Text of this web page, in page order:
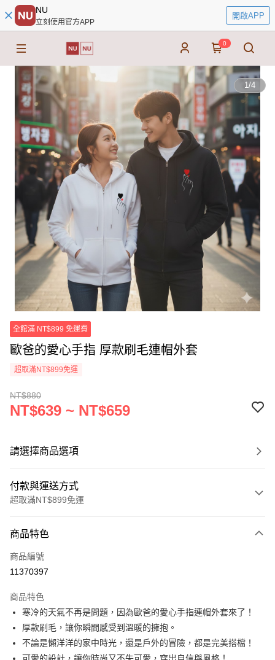
NU
立刻使用官方APP
開啟APP
0
1/4
全館滿 NT$899 免運費
歐爸的愛心手指 厚款刷毛連帽外套
超取滿NT$899免運
NT$880
NT$639 ~ NT$659
請選擇商品選項
付款與運送方式
超取滿NT$899免運
信用卡一次付款
信用卡分期付款
合作金庫商業銀行
華南商業銀行
彰化商業銀行
上海商業儲蓄銀行
台北富邦商業銀行
國泰世華商業銀行
兆豐國際商業銀行
臺灣中小企業銀行
台中商業銀行
6 期 0 利率 每期
華南商業銀行
彰化商業銀行
上海商業儲蓄銀行
台北富邦商業銀行
12 期 0 利率 每期NT$53 21家銀行
合作金庫商業銀行
第一商業銀行
超商取貨付款
商品特色
商品編號
11370397
商品特色
寒冷的天氣不再是問題，因為歐爸的愛心手指連帽外套來了！
厚款刷毛，讓你瞬間感受到溫暖的擁抱。
不論是懶洋洋的家中時光，還是戶外的冒險，都是完美搭檔！